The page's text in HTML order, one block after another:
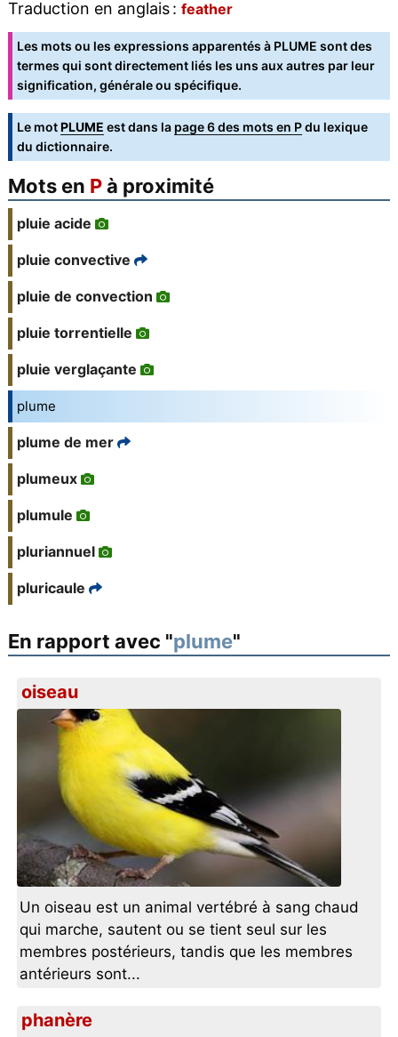
Traduction en anglais : feather
Les mots ou les expressions apparentés à PLUME sont des
termes qui sont directement liés les uns aux autres par leur
signification, générale ou spécifique.
Le motPLUME est dans la page 6 des mots en Pdu lexique
du dictionnaire.
Mots en Pà proximité
pluie acide
pluie convective
pluie de convection
pluie torrentielle
pluie verglaçante
plume
plume de mer
plumeux
plumule
pluriannuel
pluricaule
En rapport avec "plume"
oiseau
Un oiseau est un animal vertébré à sang chaud
qui marche, sautent ou se tient seul sur les
membres postérieurs, tandis que les membres
antérieurs sont...
phanère